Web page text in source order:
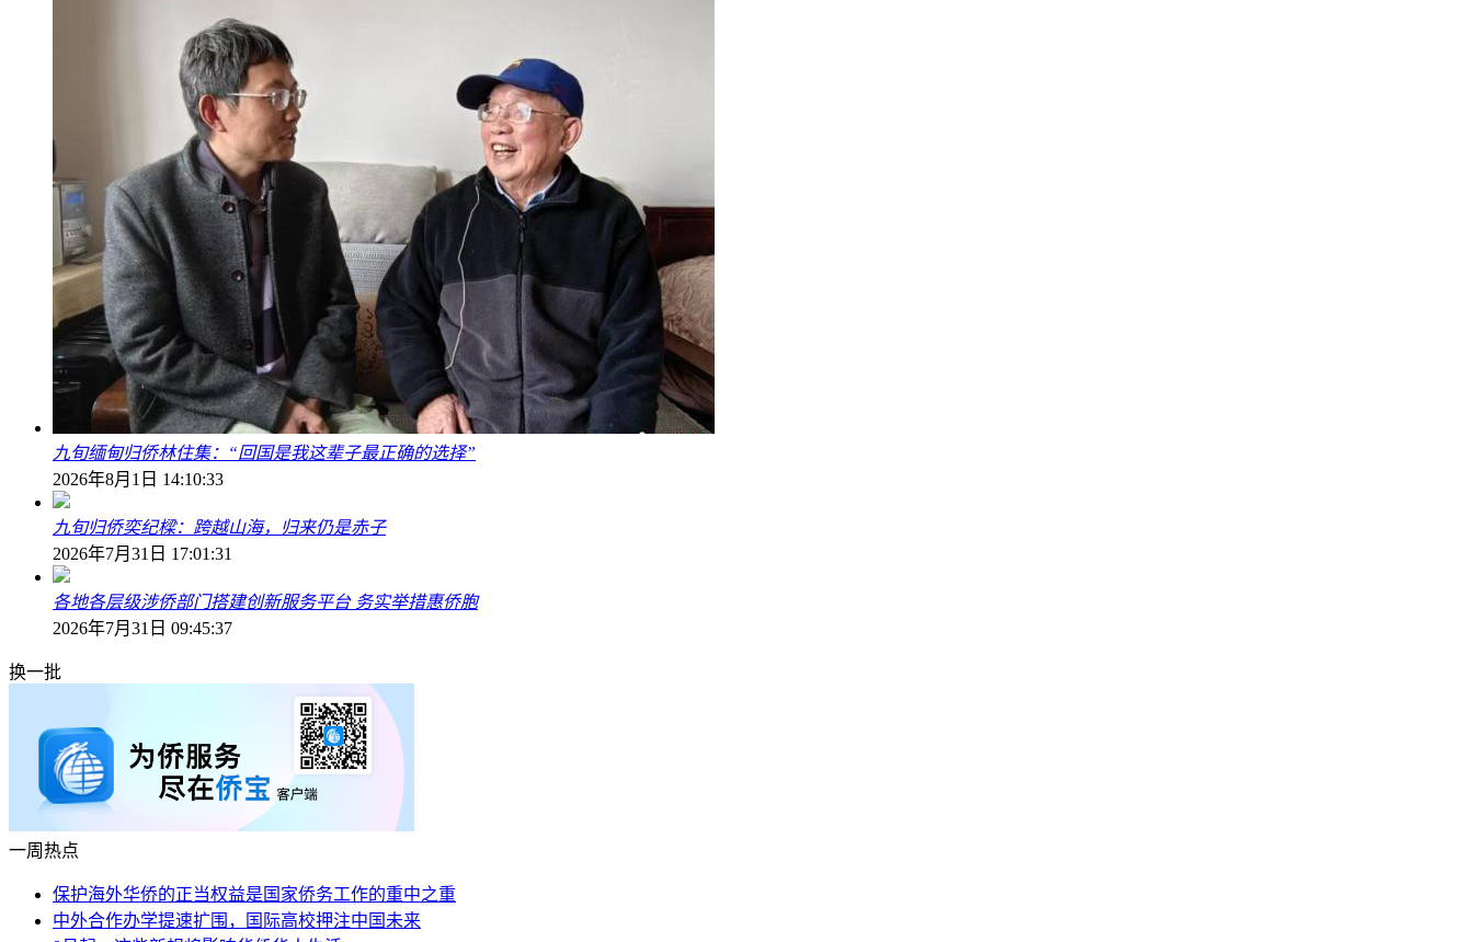
九旬缅甸归侨林住集：“回国是我这辈子最正确的选择”
2026年8月1日 14:10:33
九旬归侨奕纪樑：跨越山海，归来仍是赤子
2026年7月31日 17:01:31
各地各层级涉侨部门搭建创新服务平台 务实举措惠侨胞
2026年7月31日 09:45:37
换一批
一周热点
保护海外华侨的正当权益是国家侨务工作的重中之重
中外合作办学提速扩围，国际高校押注中国未来